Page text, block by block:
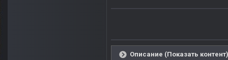
Описание (Показать контент)